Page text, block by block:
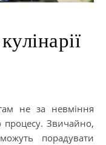
не за невміння
процесу. Звичайно,
порадувати